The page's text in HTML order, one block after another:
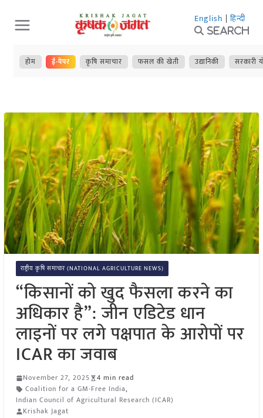
Skip
to
content
English | हिन्दी
Search
होम ई-पेपर कृषि समाचार फसल की खेती उद्यानिकी सरकारी
राष्ट्रीय कृषि समाचार (NATIONAL AGRICULTURE NEWS)
“किसानों को खुद फैसला करने का
अधिकार है”: जीन एडिटेड धान
लाइनों पर लगे पक्षपात के आरोपों पर
ICAR का जवाब
November 27, 2025
4 min read
Coalition for a GM-Free India,
Indian Council of Agricultural Research (ICAR)
Krishak Jagat